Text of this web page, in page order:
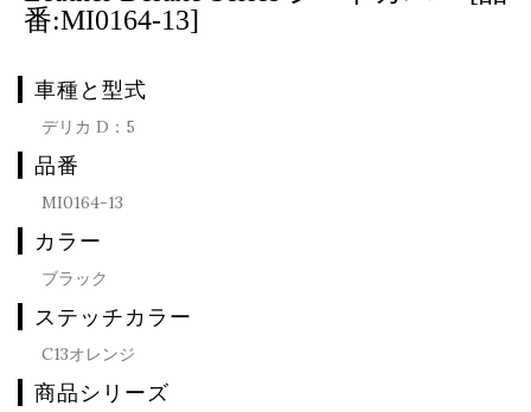
番:MI0164-13]
車種と型式
デリカ D：5
品番
MI0164-13
カラー
ブラック
ステッチカラー
C13オレンジ
商品シリーズ